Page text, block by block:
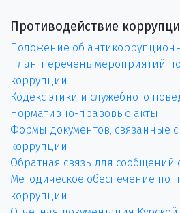
Противодействие
Положение об
План-перечень мероприятий
коррупции
Кодекс этики и служебного
Нормативно-правовые акты
Формы документов, связанные
коррупции
Обратная связь для сообщений
Методическое обеспечение по
коррупции